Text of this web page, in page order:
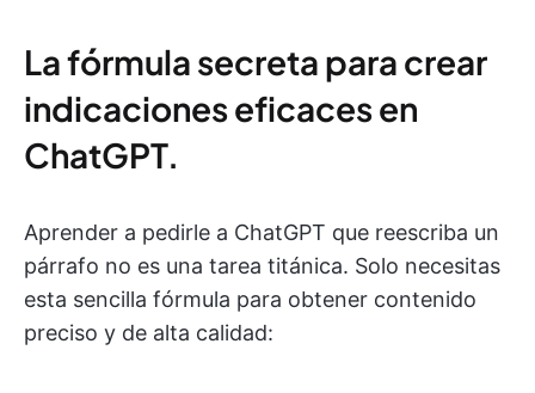
La fórmula secreta para crear
indicaciones eficaces en
ChatGPT.
Aprender a pedirle a ChatGPT que reescriba un
párrafo no es una tarea titánica. Solo necesitas
esta sencilla fórmula para obtener contenido
preciso y de alta calidad: